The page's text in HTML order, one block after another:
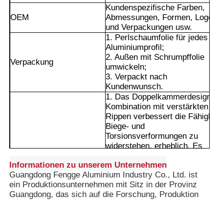
Produkte
Über uns
OEM
Kundenspezifische Farben,
Abmessungen, Formen, Logos
und Verpackungen usw.
Verpackung
1. Perlschaumfolie für jedes
Aluminiumprofil;
2. Außen mit Schrumpffolie
umwickeln;
3. Verpackt nach
Kundenwunsch.
1. Das Doppelkammerdesign
Kombination mit verstärkten
Rippen verbessert die
Biege- und
Torsionsverformungen zu
widerstehen, erheblich. Es
Rahmen, Hauptrahmen von
Türen und Fenstern oder als
Drachenknochen von
Vorhangfassaden. Es zeigt
Informationen zu unserem Unternehmen
Guangdong Fengge Aluminium Industry Co., Ltd. ist
ein Produktionsunternehmen mit Sitz in der Provinz
Guangdong, das sich auf die Forschung, Produktion